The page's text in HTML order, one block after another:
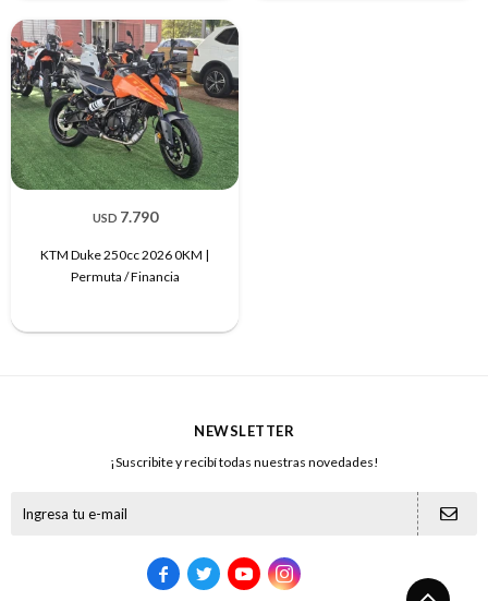
USD 7.790
KTM Duke 250cc 2026 0KM |
Permuta / Financia
NEWSLETTER
¡Suscribite y recibí todas nuestras novedades!
   